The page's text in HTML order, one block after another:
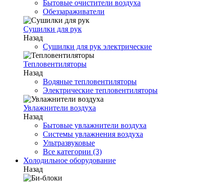
Бытовые очистители воздуха
Обеззараживатели
Сушилки для рук
Назад
Сушилки для рук электрические
Тепловентиляторы
Назад
Водяные тепловентиляторы
Электрические тепловентиляторы
Увлажнители воздуха
Назад
Бытовые увлажнители воздуха
Системы увлажнения воздуха
Ультразвуковые
Все категории (3)
Холодильное оборудование
Назад